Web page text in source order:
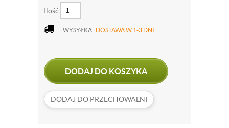
Ilość
WYSYŁKA DOSTAWA W 1-3 DNI
DODAJ DO KOSZYKA
DODAJ DO PRZECHOWALNI